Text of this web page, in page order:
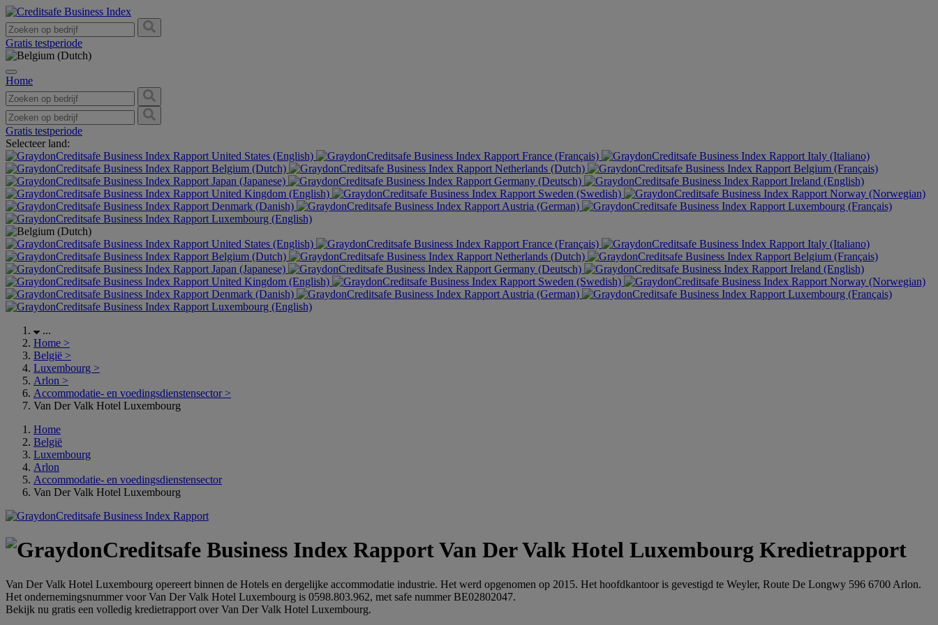
Gratis testperiode
Home
Gratis testperiode
Selecteer land:
United States (English)
France (Français)
Italy (Italiano)
Belgium (Dutch)
Netherlands (Dutch)
Belgium (Français)
Japan (Japanese)
Germany (Deutsch)
Ireland (English)
United Kingdom (English)
Sweden (Swedish)
Norway (Norwegian)
Denmark (Danish)
Austria (German)
Luxembourg (Français)
Luxembourg (English)
United States (English) France (Français)
Italy (Italiano)
Belgium (Dutch)
Netherlands (Dutch)
Belgium (Français)
Japan (Japanese)
Germany (Deutsch)
Ireland (English)
United Kingdom (English)
Sweden (Swedish)
Norway (Norwegian)
Denmark (Danish)
Austria (German)
Luxembourg (Français)
Luxembourg (English)
...
Home >
België >
Luxembourg >
Arlon >
Accommodatie- en voedingsdienstensector >
Van Der Valk Hotel Luxembourg
Home
België
Luxembourg
Arlon
Accommodatie- en voedingsdienstensector
Van Der Valk Hotel Luxembourg
Van Der Valk Hotel Luxembourg Kredietrapport
Van Der Valk Hotel Luxembourg opereert binnen de Hotels en dergelijke accommodatie industrie. Het werd opgenomen op 2015. Het hoofdkantoor is gevestigd te Weyler, Route De Longwy 596 6700 Arlon.
Het ondernemingsnummer voor Van Der Valk Hotel Luxembourg is 0598.803.962, met safe nummer BE02802047.
Bekijk nu gratis een volledig kredietrapport over Van Der Valk Hotel Luxembourg.